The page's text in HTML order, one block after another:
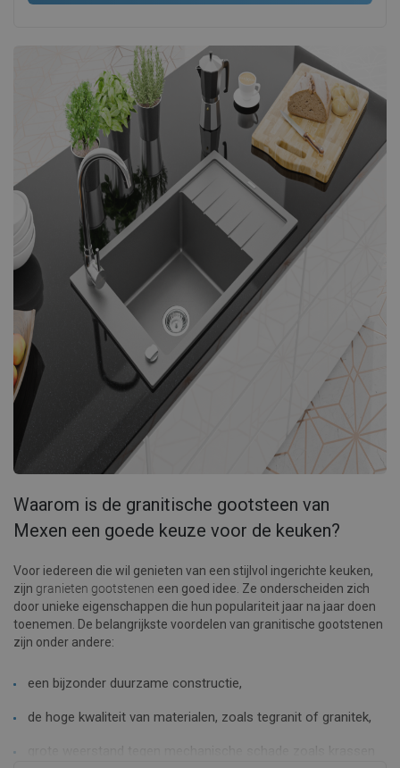
Waarom is de granitische gootsteen van
Mexen een goede keuze voor de keuken?
Voor iedereen die wil genieten van een stijlvol ingerichte keuken,
zijn granieten gootstenen een goed idee. Ze onderscheiden zich
door unieke eigenschappen die hun populariteit jaar na jaar doen
toenemen. De belangrijkste voordelen van granitische gootstenen
zijn onder andere:
een bijzonder duurzame constructie,
de hoge kwaliteit van materialen, zoals tegranit of granitek,
grote weerstand tegen mechanische schade zoals krassen